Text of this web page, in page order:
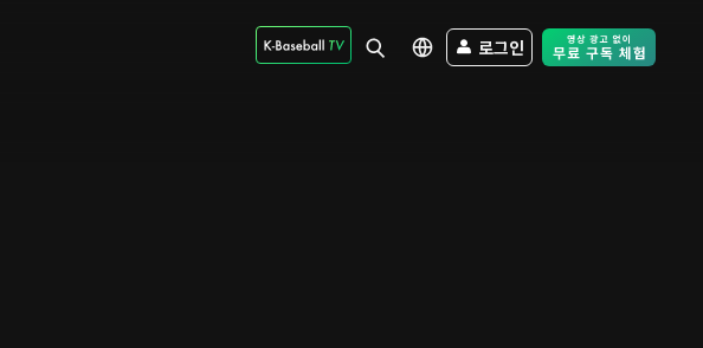
로그인 Free Trial -